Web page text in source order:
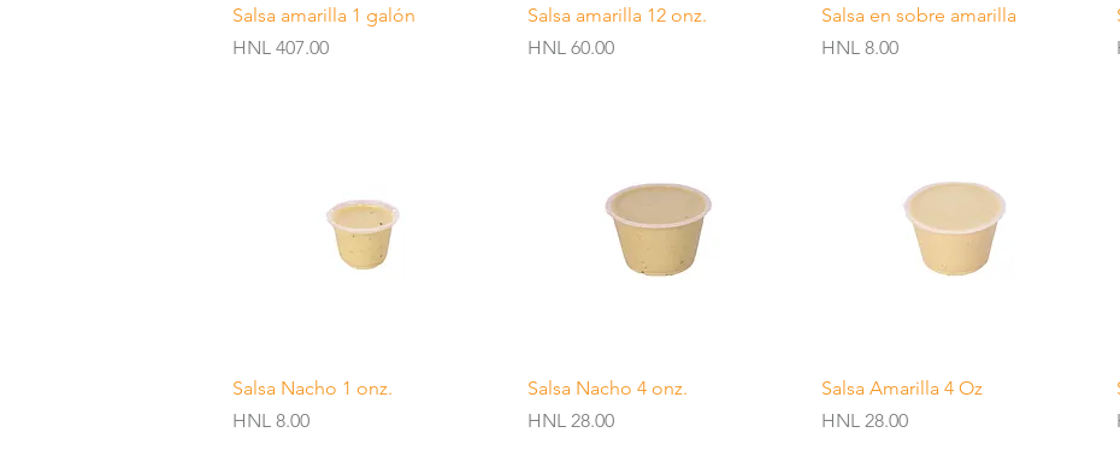
Quick View
Salsa amarilla 1 galón
Price
HNL 407.00
Quick View
Salsa amarilla 12 onz.
Price
HNL 60.00
Quick View
Salsa en sobre amarilla
Price
HNL 8.00
Quick View
Salsa Nacho 1 onz.
Price
HNL 8.00
Quick View
Salsa Nacho 4 onz.
Price
HNL 28.00
Quick View
Salsa Amarilla 4 Oz
Price
HNL 28.00